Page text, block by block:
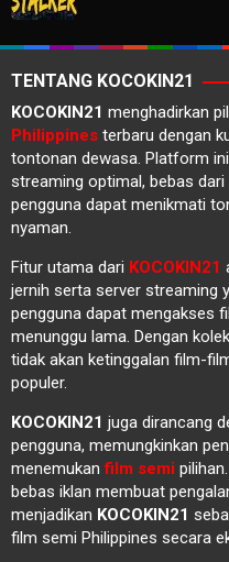
TENTANG KOCOKIN21
KOCOKIN21 menghadirkan
Philippines terbaru dengan
tontonan dewasa. Platform
streaming optimal, bebas dari
pengguna dapat menikmati
nyaman.
Fitur utama dari KOCOKIN21
jernih serta server streaming
pengguna dapat mengakses
menunggu lama. Dengan
tidak akan ketinggalan film-
populer.
KOCOKIN21 juga dirancang
pengguna, memungkinkan
menemukanfilm semi
bebas iklan membuat
menjadikan KOCOKIN21
film semi Philippines secara